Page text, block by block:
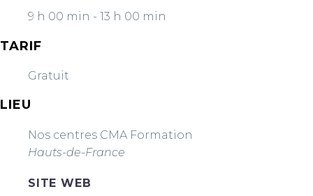
9 h 00 min - 13 h 00 min
TARIF
Gratuit
LIEU
Nos centres CMA Formation
Hauts-de-France
SITE WEB